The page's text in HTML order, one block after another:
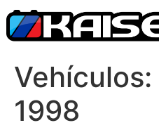
Vehículos:
1998